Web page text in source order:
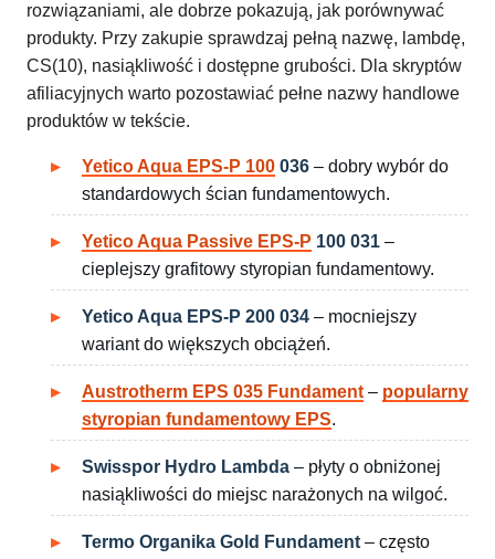
rozwiązaniami, ale dobrze pokazują, jak porównywać
produkty. Przy zakupie sprawdzaj pełną nazwę, lambdę,
CS(10), nasiąkliwość i dostępne grubości. Dla skryptów
afiliacyjnych warto pozostawiać pełne nazwy handlowe
produktów w tekście.
Yetico Aqua EPS-P 100 036 – dobry wybór do
standardowych ścian fundamentowych.
Yetico Aqua Passive EPS-P 100 031 –
cieplejszy grafitowy styropian fundamentowy.
Yetico Aqua EPS-P 200 034 – mocniejszy
wariant do większych obciążeń.
Austrotherm EPS 035 Fundament – popularny
styropian fundamentowy EPS.
Swisspor Hydro Lambda – płyty o obniżonej
nasiąkliwości do miejsc narażonych na wilgoć.
Termo Organika Gold Fundament – często